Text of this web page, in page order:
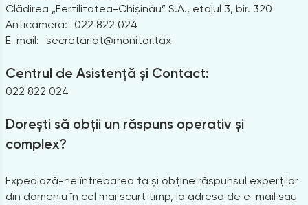
Clădirea „Fertilitatea-Chișinău” S.A., etajul 3, bir. 320
Anticamera:
022 822 024
E-mail: secretariat@monitor.tax
Centrul de Asistență și Contact:
022 822 024
Dorești să obții un răspuns operativ și
complex?
Expediază-ne întrebarea ta și obține răspunsul experților
din domeniu în cel mai scurt timp, la adresa de e-mail sau